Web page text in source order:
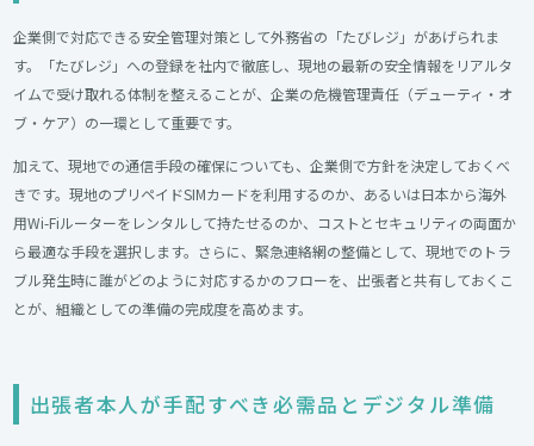
企業側で対応できる安全管理対策として外務省の「たびレジ」があげられま
す。「たびレジ」への登録を社内で徹底し、現地の最新の安全情報をリアルタ
イムで受け取れる体制を整えることが、企業の危機管理責任（デューティ・オ
ブ・ケア）の一環として重要です。
加えて、現地での通信手段の確保についても、企業側で方針を決定しておくべ
きです。現地のプリペイドSIMカードを利用するのか、あるいは日本から海外
用Wi-Fiルーターをレンタルして持たせるのか、コストとセキュリティの両面か
ら最適な手段を選択します。さらに、緊急連絡網の整備として、現地でのトラ
ブル発生時に誰がどのように対応するかのフローを、出張者と共有しておくこ
とが、組織としての準備の完成度を高めます。
出張者本人が手配すべき必需品とデジタル準備